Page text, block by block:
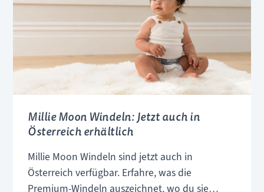
Millie Moon Windeln: Jetzt auch in
Österreich erhältlich
Millie Moon Windeln sind jetzt auch in
Österreich verfügbar. Erfahre, was die
Premium-Windeln auszeichnet, wo du sie